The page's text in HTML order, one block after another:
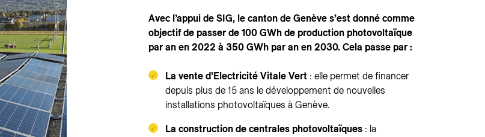
Avec l’appui de SIG, le canton de Genève s’est donné comme
objectif de passer de 100 GWh de production photovoltaïque
par an en 2022 à 350 GWh par an en 2030. Cela passe par :
La vente d’Electricité Vitale Vert : elle permet de financer
depuis plus de 15 ans le développement de nouvelles
installations photovoltaïques à Genève.
La construction de centrales photovoltaïques : la